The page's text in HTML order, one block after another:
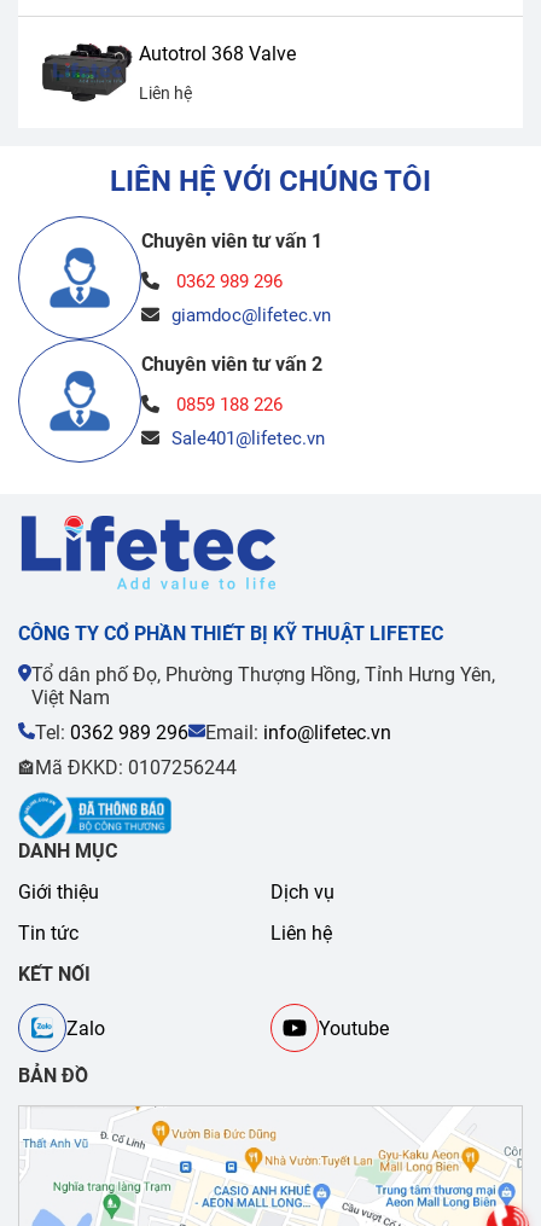
Autotrol 368 Valve
Liên hệ
LIÊN HỆ VỚI CHÚNG TÔI
Chuyên viên tư vấn 1
0362 989 296
giamdoc@lifetec.vn
Chuyên viên tư vấn 2
0859 188 226
Sale401@lifetec.vn
CÔNG TY CỔ PHẦN THIẾT BỊ KỸ THUẬT LIFETEC
Tổ dân phố Đọ, Phường Thượng Hồng, Tỉnh Hưng Yên,
Việt Nam
Tel: 0362 989 296 Email: info@lifetec.vn
🏤Mã ĐKKD: 0107256244
DANH MỤC
Giới thiệu
Dịch vụ
Tin tức
Liên hệ
KẾT NỐI
Zalo Youtube
BẢN ĐỒ